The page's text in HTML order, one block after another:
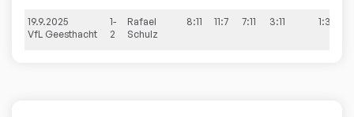
19.9.2025
VfL Geesthacht
1-
2
Rafael
Schulz
8:11 11:7 7:11 3:11 1:3